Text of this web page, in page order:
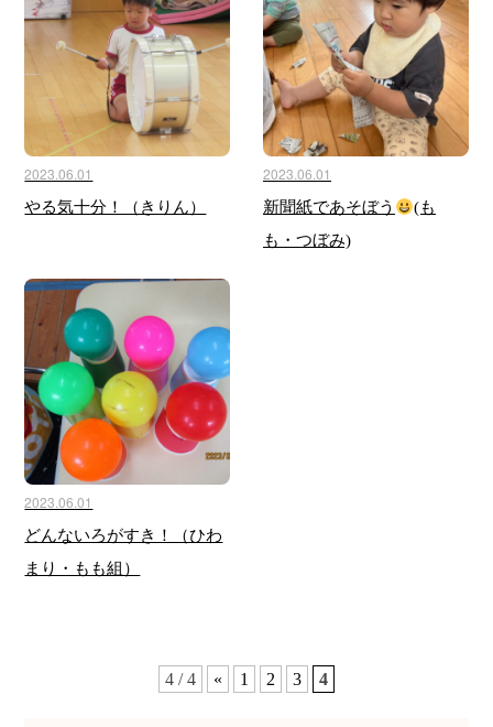
2023.06.01
やる気十分！（きりん）
2023.06.01
新聞紙であそぼう
(も
も・つぼみ)
2023.06.01
どんないろがすき！（ひわ
まり・もも組）
4 / 4 « 1 2 3 4